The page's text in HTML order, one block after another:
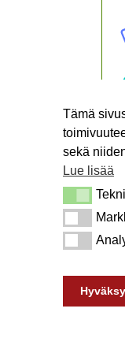
Tämä
sekä
Lue lisää
Tekninen
Analytiikka
Hyväksy